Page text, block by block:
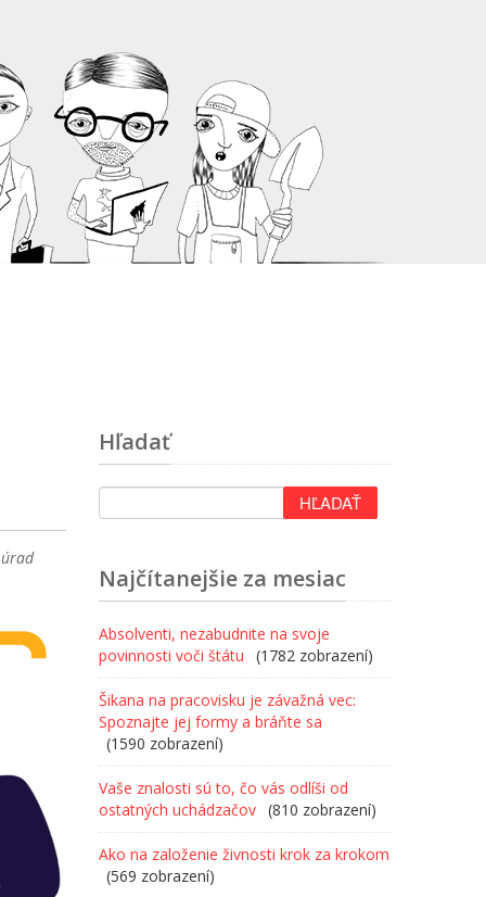
úrad
Hľadať
Najčítanejšie za mesiac
Absolventi, nezabudnite na svoje
povinnosti voči štátu
(1782 zobrazení)
Šikana na pracovisku je závažná vec:
Spoznajte jej formy a bráňte sa
(1590 zobrazení)
Vaše znalosti sú to, čo vás odlíši od
ostatných uchádzačov (810 zobrazení)
Ako na založenie živnosti krok za krokom
(569 zobrazení)